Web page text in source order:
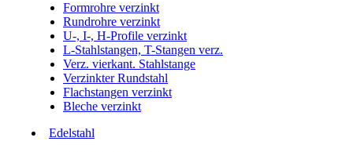
Formrohre verzinkt
Rundrohre verzinkt
U-, I-, H-Profile verzinkt
L-Stahlstangen, T-Stangen verz.
Verz. vierkant. Stahlstange
Verzinkter Rundstahl
Flachstangen verzinkt
Bleche verzinkt
Edelstahl